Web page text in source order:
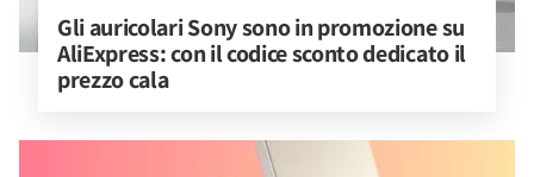
Gli auricolari Sony sono in promozione su
AliExpress: con il codice sconto dedicato il
prezzo cala